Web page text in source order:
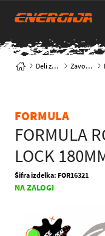
Deli za kolesa Zavore & deli
FORMULA
FORMULA
LOCK
Šifra izdelka: FOR16321
NA ZALOGI